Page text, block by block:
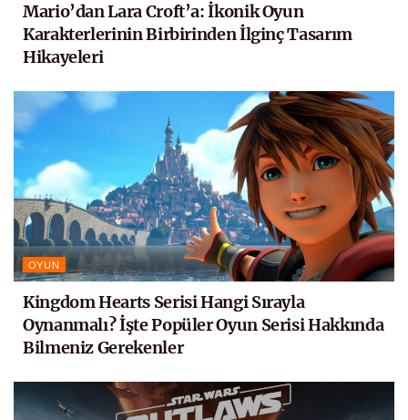
Mario’dan Lara Croft’a: İkonik Oyun
Karakterlerinin Birbirinden İlginç Tasarım
Hikayeleri
OYUN
Kingdom Hearts Serisi Hangi Sırayla
Oynanmalı? İşte Popüler Oyun Serisi Hakkında
Bilmeniz Gerekenler